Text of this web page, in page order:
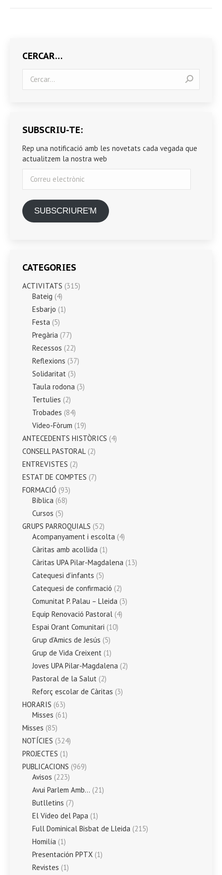
CERCAR…
SUBSCRIU-TE:
Rep una notificació amb les novetats cada vegada que
actualitzem la nostra web
electrònic
SUBSCRIURE'M
CATEGORIES
ACTIVITATS (315)
Bateig (4)
Esbarjo (1)
Festa (5)
Pregària (77)
Recessos (22)
Reflexions (37)
Solidaritat (3)
Taula rodona (3)
Tertulies (2)
Trobades (84)
Vídeo-Fòrum (19)
ANTECEDENTS HISTÒRICS (4)
CONSELL PASTORAL (2)
ENTREVISTES (2)
ESTAT DE COMPTES (7)
FORMACIÓ (93)
Bíblica (68)
Cursos (5)
GRUPS PARROQUIALS (52)
Acompanyament i escolta (4)
Càritas amb acollida (1)
Càritas UPA Pilar-Magdalena (13)
Catequesi d’infants (5)
Catequesi de confirmació (2)
Comunitat P. Palau – Lleida (3)
Equip Renovació Pastoral (4)
Espai Orant Comunitari (10)
Grup d'Amics de Jesús (5)
Grup de Vida Creixent (1)
Joves UPA Pilar-Magdalena (2)
Pastoral de la Salut (2)
Reforç escolar de Càritas (3)
HORARIS (63)
Misses (61)
Misses (85)
NOTÍCIES (324)
PROJECTES (1)
PUBLICACIONS (969)
Avisos (223)
Avui Parlem Amb… (21)
Butlletins (7)
El Vídeo del Papa (1)
Full Dominical Bisbat de Lleida (215)
Homilía (1)
Presentación PPTX (1)
Revistes (1)